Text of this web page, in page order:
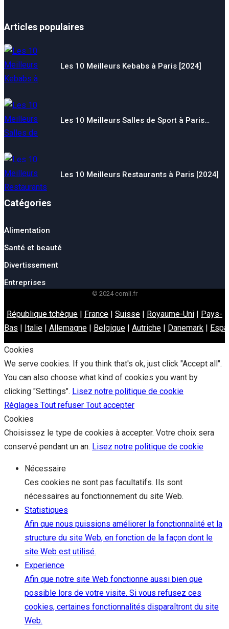
Articles populaires
Les 10 Meilleurs Kebabs à Paris [2024]
Les 10 Meilleurs Salles de Sport à Paris…
Les 10 Meilleurs Restaurants à Paris [2024]
Catégories
Alimentation
Santé et beauté
Divertissement
Entreprises
© 2024 comli.fr
République tchèque France Suisse Royaume-Uni
Pays-
Bas
Italie Allemagne Belgique Autriche Danemark
Cookies
We serve cookies. If you think that's ok, just click "Accept all".
You can also choose what kind of cookies you want by
clicking "Settings". Lisez notre politique de cookie
Réglages Tout refuser Tout accepter
Cookies
Choisissez le type de cookies à accepter. Votre choix sera
conservé pendant un an. Lisez notre politique de cookie
Nécessaire
Ces cookies ne sont pas facultatifs. Ils sont
nécessaires au fonctionnement du site Web.
Statistiques
Afin que nous puissions améliorer la fonctionnalité et la
structure du site Web, en fonction de la façon dont le
site Web est utilisé.
Experience
Afin que notre site Web fonctionne aussi bien que
possible lors de votre visite. Si vous refusez ces
cookies, certaines fonctionnalités disparaîtront du site
Web.